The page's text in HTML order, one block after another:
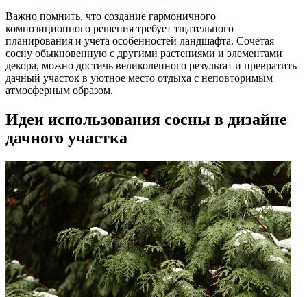
Важно помнить, что создание гармоничного
композиционного решения требует тщательного
планирования и учета особенностей ландшафта. Сочетая
сосну обыкновенную с другими растениями и элементами
декора, можно достичь великолепного результат и превратить
дачный участок в уютное место отдыха с неповторимым
атмосферным образом.
Идеи использования сосны в дизайне
дачного участка